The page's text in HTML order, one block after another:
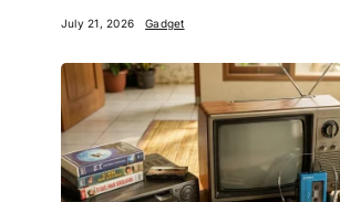
July 21, 2026 Gadget